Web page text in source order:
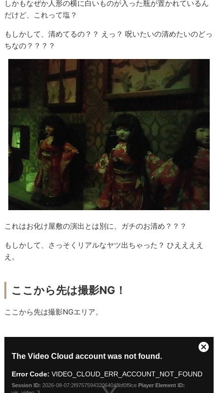
しかもなぜか人形の横に白いものが入った瓶が置かれているん
だけど、これって塩？
もしかして、清めてるの？？ えっ？ 呪いたいの清めたいのどっ
ちなの？？？？
これはお化け屋敷の演出とは別に、ガチのお清め？？？
もしかして、さっそくリアルなヤツ出ちゃった？ ひええええ
え。
ここから先は撮影NG！
ここから先は撮影NGエリア。